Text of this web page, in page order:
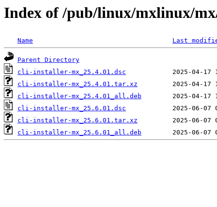
Index of /pub/linux/mxlinux/
Name Last
Parent Directory
cli-installer-mx_25.4.01.dsc
cli-installer-mx_25.4.01.tar.xz
cli-installer-mx_25.4.01_all.deb
cli-installer-mx_25.6.01.dsc
cli-installer-mx_25.6.01.tar.xz
cli-installer-mx_25.6.01_all.deb